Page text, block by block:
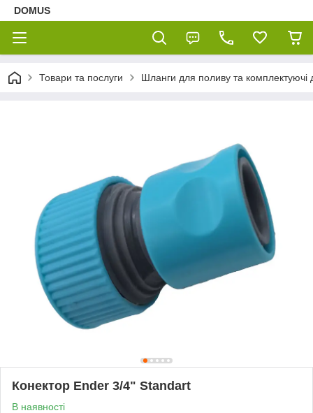
DOMUS
Товари та послуги Шланги для поливу та комплектуючі
Конектор Ender 3/4" Standart
В наявності